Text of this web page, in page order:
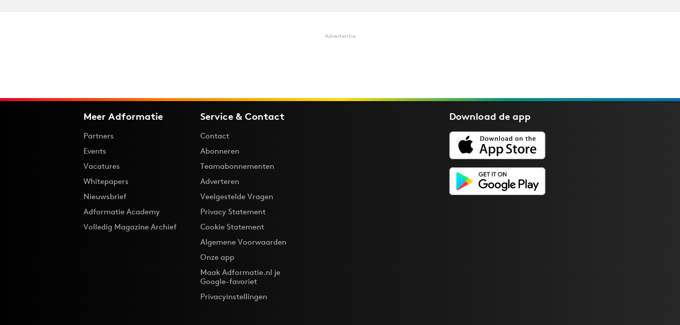
Advertentie
Meer Adformatie
Partners
Events
Vacatures
Whitepapers
Nieuwsbrief
Adformatie Academy
Volledig Magazine Archief
Service & Contact
Contact
Abonneren
Teamabonnementen
Adverteren
Veelgestelde Vragen
Privacy Statement
Cookie Statement
Algemene Voorwaarden
Onze app
Maak Adformatie.nl je
Google-favoriet
Privacyinstellingen
Download deapp